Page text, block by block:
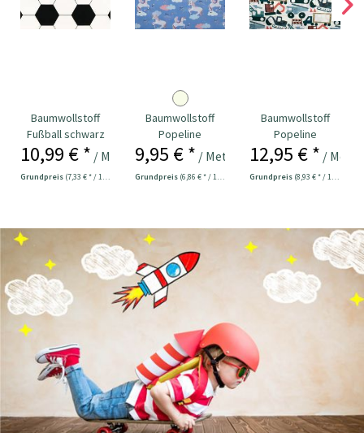
Baumwollstoff
Fußball schwarz
weiß
10,99 € * / Meter
Grundpreis (7,33 € * / 1 m²)
Baumwollstoff
Popeline
Einhörner blau
9,95 € * / Meter
Grundpreis (6,86 € * / 1 m²)
Baumwollstoff
Popeline
Digitaldruck...
12,95 € * / Meter
Grundpreis (8,93 € * / 1 m²)